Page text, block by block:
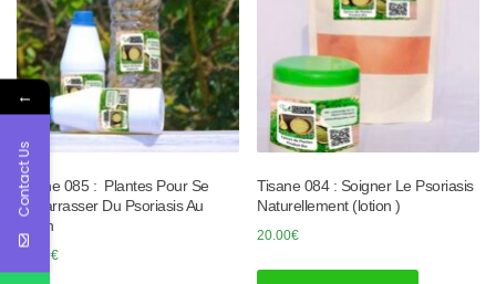
Tisane 085 : Plantes Pour Se
Débarrasser Du Psoriasis Au
Bénin
50.00€
Tisane 084 : Soigner Le Psoriasis
Naturellement (lotion )
20.00€
←
Contact Us